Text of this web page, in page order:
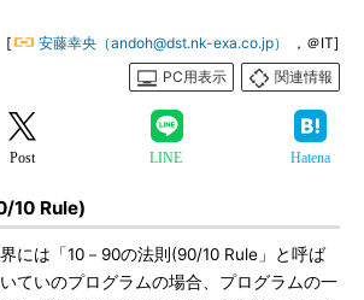
[ 安藤幸央（andoh@dst.nk-exa.co.jp）
，＠IT]
PC用表示
関連情報
Post LINE Hatena
10 Rule)
には「10－90の法則(90/10 Rule」と呼ば
ていのプログラムの場合、プログラムの一